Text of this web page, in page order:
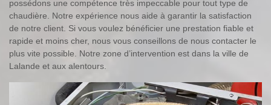
possédons une compétence très impeccable pour tout type de
chaudière. Notre expérience nous aide à garantir la satisfaction
de notre client. Si vous voulez bénéficier une prestation fiable et
rapide et moins cher, nous vous conseillons de nous contacter le
plus vite possible. Notre zone d’intervention est dans la ville de
Lalande et aux alentours.